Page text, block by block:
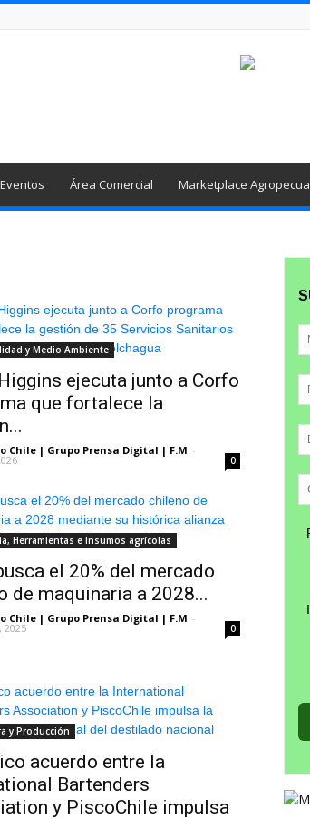
Eventos Área Comercial Marketplace
y Medio Ambiente
ejecuta junto a Corfo
que fortalece la
Chile | Grupo Prensa Digital | F.M -
0
Herramientas e Insumos agrícolas
el 20% del mercado
de maquinaria a 2028...
Chile | Grupo Prensa Digital | F.M -
2025 0
y Producción
acuerdo entre la
Bartenders
y PiscoChile impulsa